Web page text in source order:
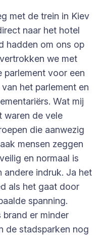
met de trein in Kiev
naar het hotel
hadden om ons op
we met
parlement voor een
het parlement en
Wat mij
waren de vele
die aanwezig
mensen zeggen
en normaal is
andere indruk. Ja het
als het gaat door
spanning.
brand er minder
de stadsparken nog